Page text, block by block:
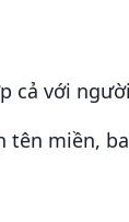
cả với
miền,